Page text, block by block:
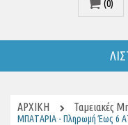
(0)
ΑΡΧΙΚΉ Ταμειακές
ΜΠΑΤΑΡΙΑ - Πληρωμή Έως 6